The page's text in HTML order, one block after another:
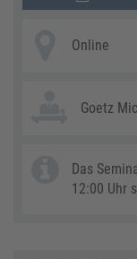
Online
Goetz
Das
12:00 Uhr